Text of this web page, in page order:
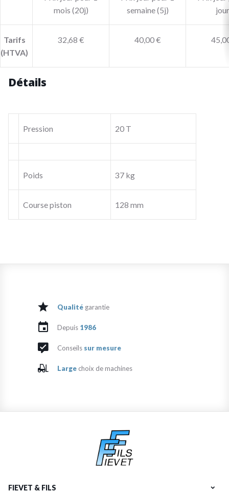
mois (20j)
semaine (5j)
Tarifs
(HTVA)
32,68 € 40,00 €
Détails
Pression 20 T
Poids 37 kg
Course piston 128 mm
Qualité garantie
Depuis 1986
Conseils sur mesure
Large choix de machines
FIEVET & FILS